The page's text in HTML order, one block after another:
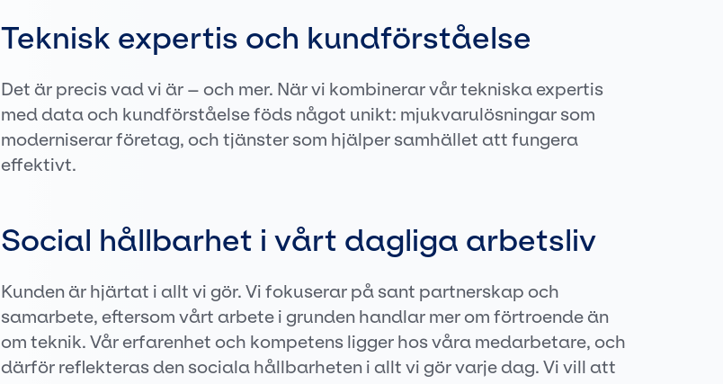
Teknisk expertis och kundförståelse
Det är precis vad vi är – och mer. När vi kombinerar vår tekniska expertis
med data och kundförståelse föds något unikt: mjukvarulösningar som
moderniserar företag, och tjänster som hjälper samhället att fungera
effektivt.
Social hållbarhet i vårt dagliga arbetsliv
Kunden är hjärtat i allt vi gör. Vi fokuserar på sant partnerskap och
samarbete, eftersom vårt arbete i grunden handlar mer om förtroende än
om teknik. Vår erfarenhet och kompetens ligger hos våra medarbetare, och
därför reflekteras den sociala hållbarheten i allt vi gör varje dag. Vi vill att